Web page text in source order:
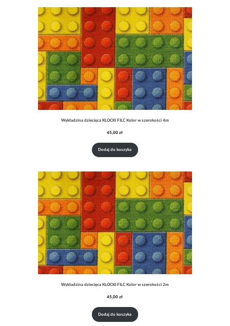
Wykładzina dziecięca KLOCKI FILC Kolor w szerokości 4m
45,00zł
Dodaj do koszyka
Wykładzina dziecięca KLOCKI FILC Kolor w szerokości 2m
45,00zł
Dodaj do koszyka